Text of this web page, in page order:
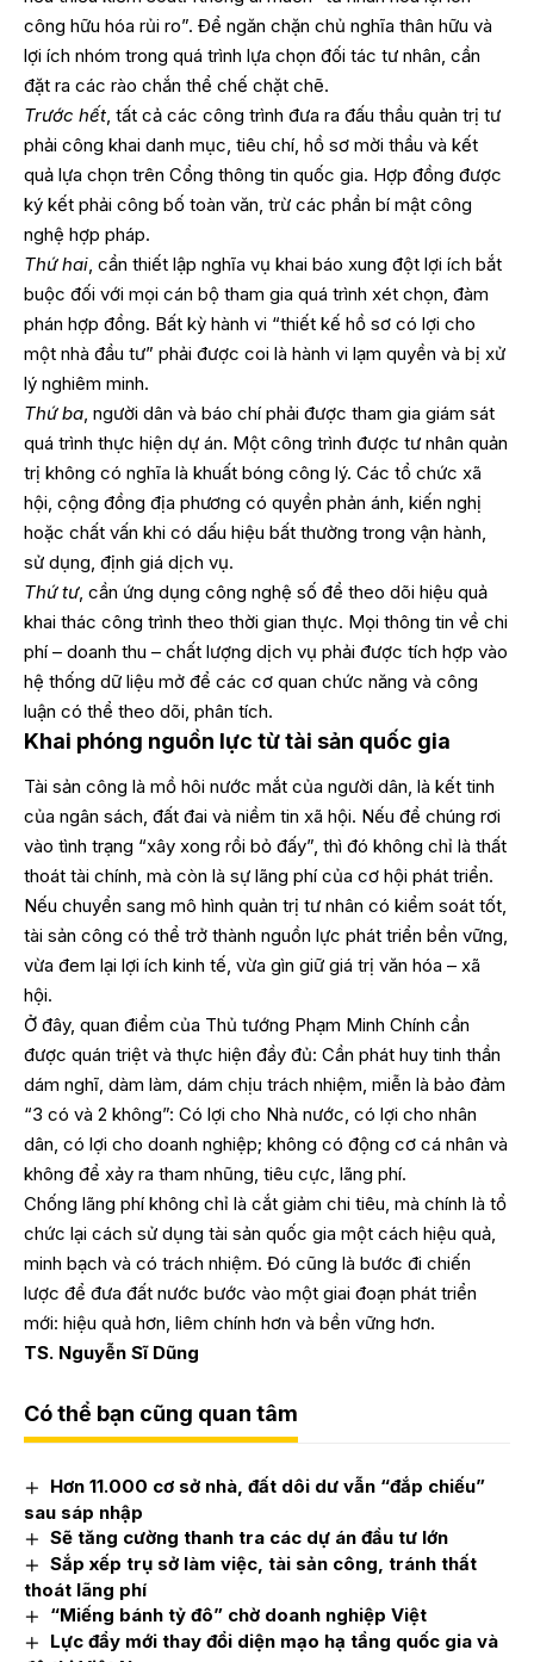
công hữu hóa rủi ro”. Để ngăn chặn chủ nghĩa thân hữu và
lợi ích nhóm trong quá trình lựa chọn đối tác tư nhân, cần
đặt ra các rào chắn thể chế chặt chẽ.
Trước hết, tất cả các công trình đưa ra đấu thầu quản trị tư
phải công khai danh mục, tiêu chí, hồ sơ mời thầu và kết
quả lựa chọn trên Cổng thông tin quốc gia. Hợp đồng được
ký kết phải công bố toàn văn, trừ các phần bí mật công
nghệ hợp pháp.
Thứ hai, cần thiết lập nghĩa vụ khai báo xung đột lợi ích bắt
buộc đối với mọi cán bộ tham gia quá trình xét chọn, đàm
phán hợp đồng. Bất kỳ hành vi “thiết kế hồ sơ có lợi cho
một nhà đầu tư” phải được coi là hành vi lạm quyền và bị xử
lý nghiêm minh.
Thứ ba, người dân và báo chí phải được tham gia giám sát
quá trình thực hiện dự án. Một công trình được tư nhân quản
trị không có nghĩa là khuất bóng công lý. Các tổ chức xã
hội, cộng đồng địa phương có quyền phản ánh, kiến nghị
hoặc chất vấn khi có dấu hiệu bất thường trong vận hành,
sử dụng, định giá dịch vụ.
Thứ tư, cần ứng dụng công nghệ số để theo dõi hiệu quả
khai thác công trình theo thời gian thực. Mọi thông tin về chi
phí – doanh thu – chất lượng dịch vụ phải được tích hợp vào
hệ thống dữ liệu mở để các cơ quan chức năng và công
luận có thể theo dõi, phân tích.
Khai phóng nguồn lực từ tài sản quốc gia
Tài sản công là mồ hôi nước mắt của người dân, là kết tinh
của ngân sách, đất đai và niềm tin xã hội. Nếu để chúng rơi
vào tình trạng “xây xong rồi bỏ đấy”, thì đó không chỉ là thất
thoát tài chính, mà còn là sự lãng phí của cơ hội phát triển.
Nếu chuyển sang mô hình quản trị tư nhân có kiểm soát tốt,
tài sản công có thể trở thành nguồn lực phát triển bền vững,
vừa đem lại lợi ích kinh tế, vừa gìn giữ giá trị văn hóa – xã
hội.
Ở đây, quan điểm của Thủ tướng Phạm Minh Chính cần
được quán triệt và thực hiện đầy đủ: Cần phát huy tinh thần
dám nghĩ, dàm làm, dám chịu trách nhiệm, miễn là bảo đảm
“3 có và 2 không”: Có lợi cho Nhà nước, có lợi cho nhân
dân, có lợi cho doanh nghiệp; không có động cơ cá nhân và
không để xảy ra tham nhũng, tiêu cực, lãng phí.
Chống lãng phí không chỉ là cắt giảm chi tiêu, mà chính là tổ
chức lại cách sử dụng tài sản quốc gia một cách hiệu quả,
minh bạch và có trách nhiệm. Đó cũng là bước đi chiến
lược để đưa đất nước bước vào một giai đoạn phát triển
mới: hiệu quả hơn, liêm chính hơn và bền vững hơn.
TS. Nguyễn Sĩ Dũng
Có thể bạn cũng quan tâm
Hơn 11.000 cơ sở nhà, đất dôi dư vẫn “đắp chiếu”
sau sáp nhập
Sẽ tăng cường thanh tra các dự án đầu tư lớn
Sắp xếp trụ sở làm việc, tài sản công, tránh thất
thoát lãng phí
“Miếng bánh tỷ đô” chờ doanh nghiệp Việt
Lực đẩy mới thay đổi diện mạo hạ tầng quốc gia và